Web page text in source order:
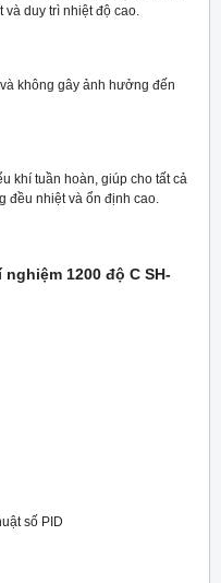
duy trì nhiệt độ cao.
không gây ảnh hưởng đến
khí tuần hoàn, giúp cho tất cả
đều nhiệt và ổn định cao.
1200 độ C SH-
số PID